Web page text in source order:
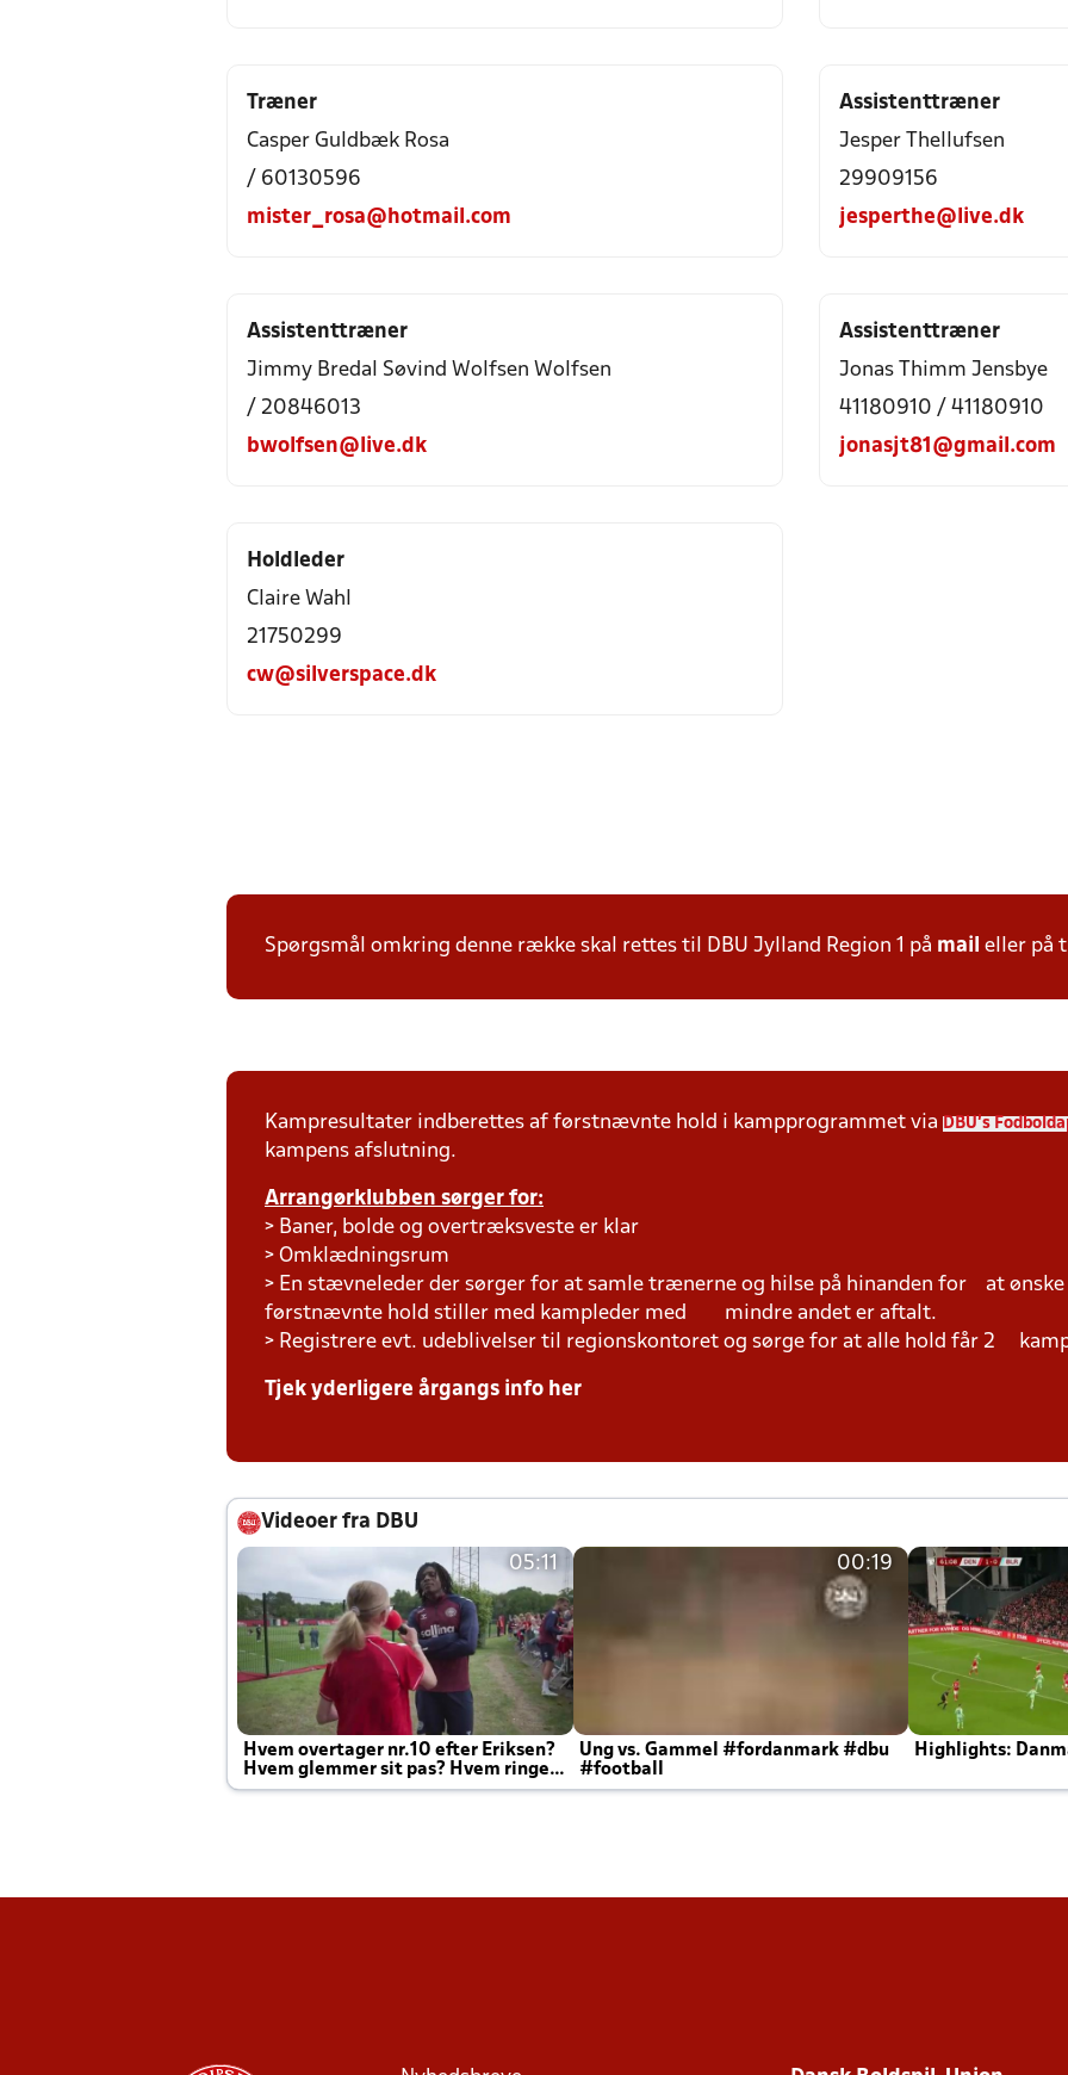
Træner
Casper Guldbæk Rosa
/ 60130596
mister_rosa@hotmail.com
Assistenttræner
Jesper Thellufsen
29909156
jesperthe@live.dk
Assistenttræner
Jimmy Bredal Søvind Wolfsen Wolfsen
/ 20846013
bwolfsen@live.dk
Assistenttræner
Jonas Thimm Jensbye
41180910 / 41180910
jonasjt81@gmail.com
Holdleder
Claire Wahl
21750299
cw@silverspace.dk
Spørgsmål omkring denne række skal rettes til DBU Jylland Region 1 på mail eller på
Kampresultater indberettes af førstnævnte hold i kampprogrammet via DBU's
kampens afslutning.
Arrangørklubben sørger for:
> Baner, bolde og overtræksveste er klar
> Omklædningsrum
> En stævneleder der sørger for at samle trænerne og hilse på hinanden for at
førstnævnte hold stiller med kampleder med mindre andet er aftalt.
> Registrere evt. udeblivelser til regionskontoret og sørge for at alle hold får 2
Tjek yderligere årgangs info her
Videoer fra DBU
05:11
Hvem overtager nr.10 efter Eriksen?
Hvem glemmer sit pas? Hvem ringer
Joachim altid til efter kampe?
00:19
Ung vs. Gammel #fordanmark #dbu
#football
Highlights: